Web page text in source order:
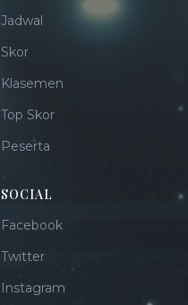
Jadwal
Skor
Klasemen
Top Skor
Peserta
SOCIAL
Facebook
Twitter
Instagram